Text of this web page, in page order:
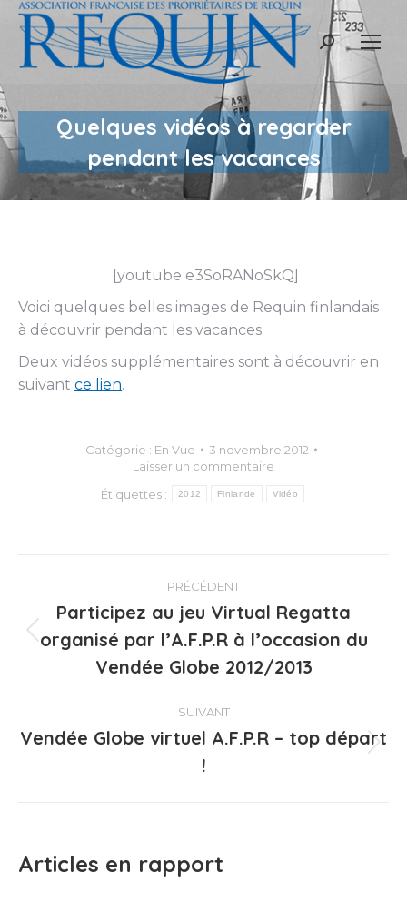
Recherche
Quelques vidéos à regarder
pendant les vacances
[youtube e3SoRANoSkQ]
Voici quelques belles images de Requin finlandais
à découvrir pendant les vacances.
Deux vidéos supplémentaires sont à découvrir en
suivant ce lien.
Catégorie : En Vue
3 novembre 2012
Laisser un commentaire
Étiquettes :
2012 Finlande Vidéo
Navigation
article
PRÉCÉDENT
Article
précédent
Participez au jeu Virtual Regatta
organisé par l’A.F.P.R à l’occasion du
Vendée Globe 2012/2013
SUIVANT
suivant
Vendée Globe virtuel A.F.P.R – top départ
!
Articles en rapport